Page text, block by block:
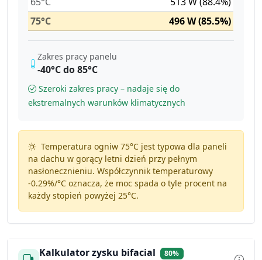
75°C
496 W (85.5%)
Zakres pracy panelu
-40°C do 85°C
Szeroki zakres pracy – nadaje się do
ekstremalnych warunków klimatycznych
Temperatura ogniw 75°C jest typowa dla paneli
na dachu w gorący letni dzień przy pełnym
nasłonecznieniu. Współczynnik temperaturowy
-0.29%/°Coznacza, że moc spada o tyle procent na
każdy stopień powyżej 25°C.
Kalkulator zysku bifacial
80%